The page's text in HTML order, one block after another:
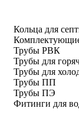
Кольца для
Трубы РВК
Трубы для
Трубы для
Трубы ПП
Трубы ПЭ
Фитинги для